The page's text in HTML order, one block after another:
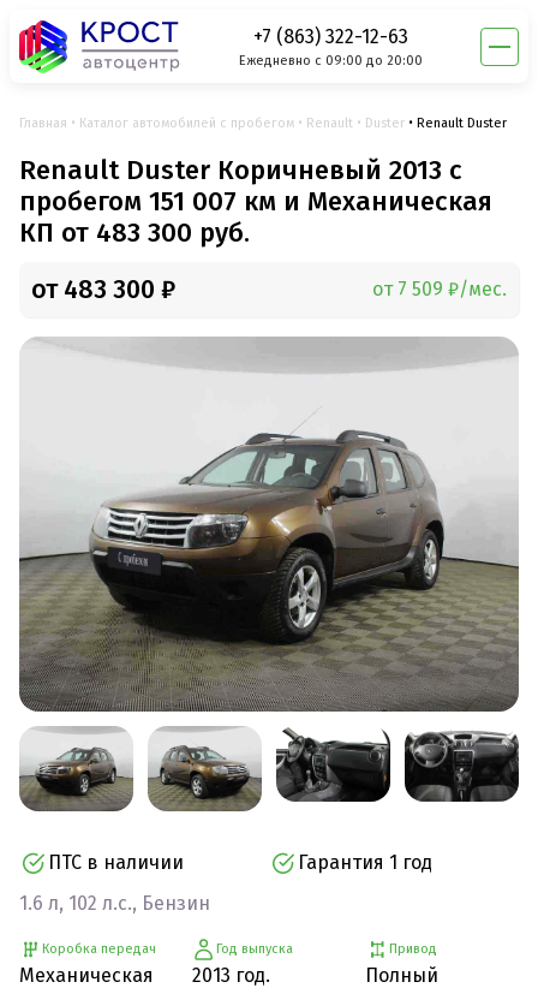
+7 (863) 322-12-63
Ежедневно с 09:00 до 20:00
Главная Каталог автомобилей с пробегом Renault Duster Renault Duster
Renault Duster Коричневый 2013 с
пробегом 151 007 км и Механическая
КП от 483 300 руб.
от 483 300 ₽ от 7 509 ₽/мес.
ПТС в наличии
Гарантия 1 год
1.6 л, 102 л.с., Бензин
Коробка передач
Механическая
Год выпуска
2013 год.
Привод
Полный